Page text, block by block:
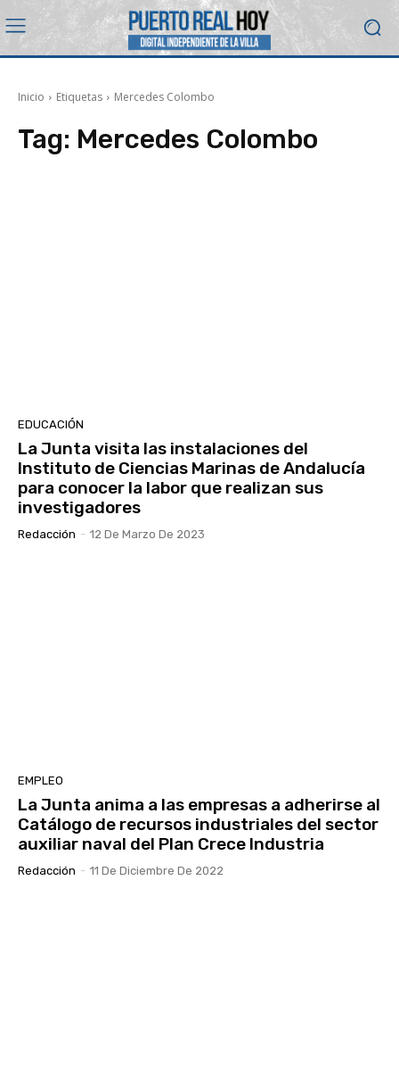
Inicio Etiquetas Mercedes Colombo
Tag: Mercedes Colombo
EDUCACIÓN
La Junta visita las instalaciones del
Instituto de Ciencias Marinas de Andalucía
para conocer la labor que realizan sus
investigadores
Redacción - 12 De Marzo De 2023
EMPLEO
La Junta anima a las empresas a adherirse al
Catálogo de recursos industriales del sector
auxiliar naval del Plan Crece Industria
Redacción - 11 De Diciembre De 2022